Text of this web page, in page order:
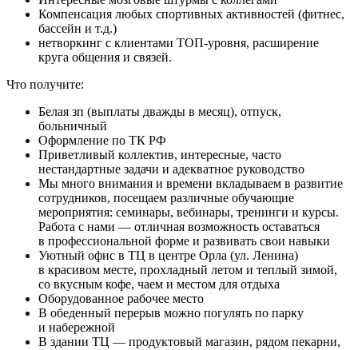
Компенсация любых спортивных активностей (фитнес,
бассейн и т.д.)
нетворкинг с клиентами ТОП-уровня, расширение
круга общения и связей.
Что получите:
Белая зп (выплаты дважды в месяц), отпуск,
больничный
Оформление по ТК РФ
Приветливый коллектив, интересные, часто
нестандартные задачи и адекватное руководство
Мы много внимания и времени вкладываем в развитие
сотрудников, посещаем различные обучающие
мероприятия: семинары, вебинары, тренинги и курсы.
Работа с нами — отличная возможность оставаться
в профессиональной форме и развивать свои навыки
Уютный офис в ТЦ в центре Орла (ул. Ленина)
в красивом месте, прохладный летом и теплый зимой,
со вкусным кофе, чаем и местом для отдыха
Оборудованное рабочее место
В обеденный перерыв можно погулять по парку
и набережной
В здании ТЦ — продуктовый магазин, рядом пекарни,